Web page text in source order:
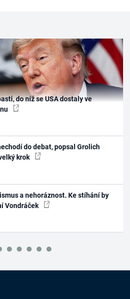
do níž se USA dostaly ve
do debat, popsal Grolich
krok
a nehoráznost. Ke stíhání by
Vondráček